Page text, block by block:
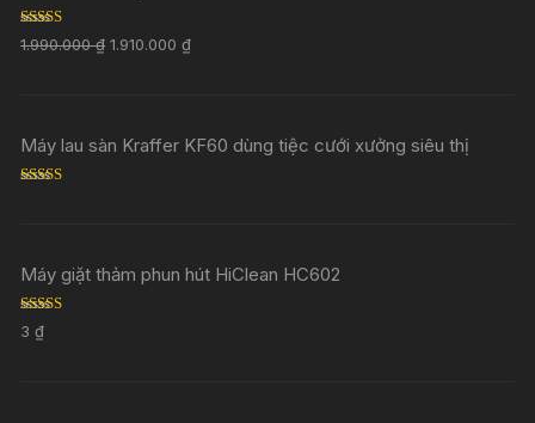
Rated 5.00
out of 5
1.990.000₫ 1.910.000₫
Máy lau sàn Kraffer KF60 dùng tiệc cưới xưởng siêu thị
Máy giặt thảm phun hút HiClean HC602
Rated
out of 5
3₫